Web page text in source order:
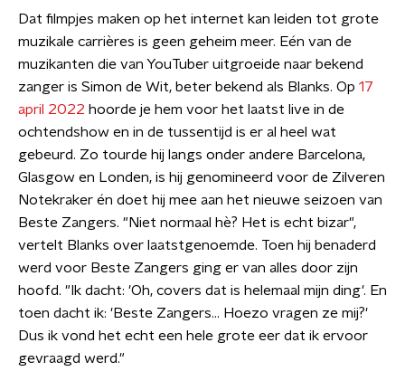
Dat filmpjes maken op het internet kan leiden tot grote
muzikale carrières is geen geheim meer. Eén van de
muzikanten die van YouTuber uitgroeide naar bekend
zanger is Simon de Wit, beter bekend als Blanks. Op 17
april 2022 hoorde je hem voor het laatst live in de
ochtendshow en in de tussentijd is er al heel wat
gebeurd. Zo tourde hij langs onder andere Barcelona,
Glasgow en Londen, is hij genomineerd voor de Zilveren
Notekraker én doet hij mee aan het nieuwe seizoen van
Beste Zangers. "Niet normaal hè? Het is echt bizar",
vertelt Blanks over laatstgenoemde. Toen hij benaderd
werd voor Beste Zangers ging er van alles door zijn
hoofd. "Ik dacht: 'Oh, covers dat is helemaal mijn ding'. En
toen dacht ik: 'Beste Zangers... Hoezo vragen ze mij?'
Dus ik vond het echt een hele grote eer dat ik ervoor
gevraagd werd."